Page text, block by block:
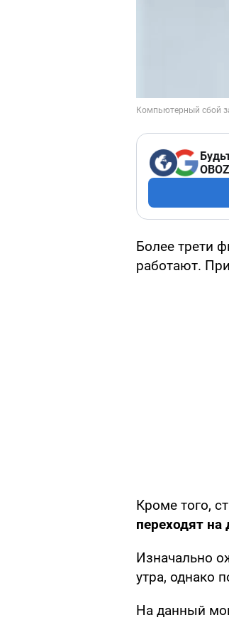
Более трети
работают.
Кроме того,
переходят на
Изначально
утра, однако
На данный